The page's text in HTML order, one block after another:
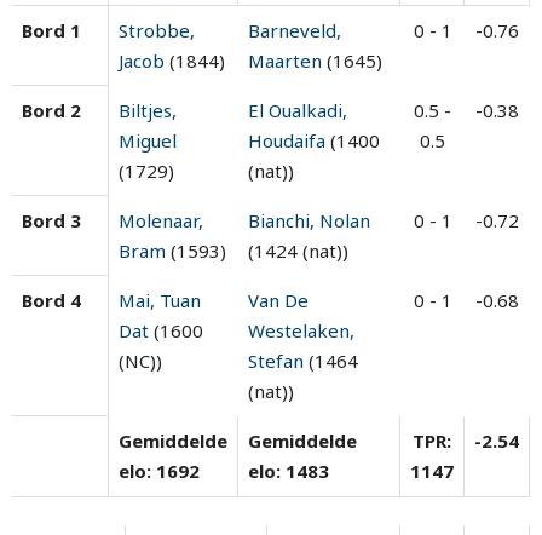
Bord 1
Strobbe,
Jacob (1844)
Barneveld,
Maarten (1645)
0 - 1 -0.76
Bord 2
Biltjes,
Miguel
(1729)
El Oualkadi,
Houdaifa (1400
(nat))
0.5 -
0.5
-0.38
Bord 3
Molenaar,
Bram (1593)
Bianchi, Nolan
(1424 (nat))
0 - 1 -0.72
Bord 4
Mai, Tuan
Dat (1600
(NC))
Van De
Westelaken,
Stefan (1464
(nat))
0 - 1 -0.68
Gemiddelde
elo: 1692
Gemiddelde
elo: 1483
TPR:
1147
-2.54